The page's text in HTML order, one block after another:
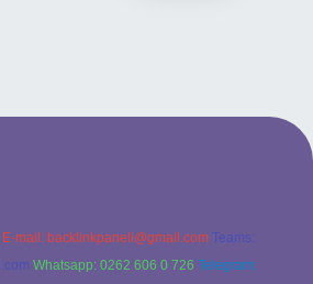
E-mail: backlinkpaneli@gmail.com Teams:
Whatsapp: 0262 606 0 726 Telegram: